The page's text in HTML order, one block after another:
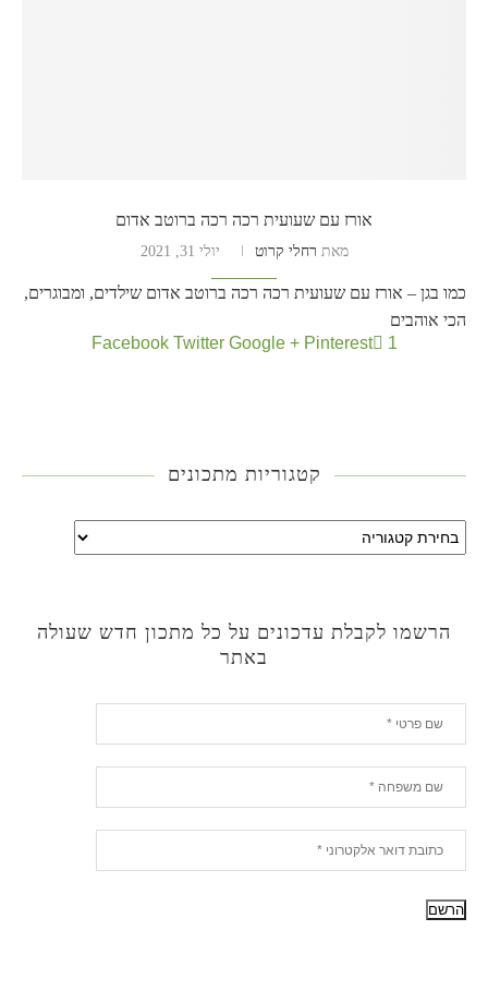
אורז עם שעועית רכה רכה ברוטב אדום
מאת רחלי קרוט יולי 31, 2021
כמו בגן – אורז עם שעועית רכה רכה ברוטב אדום שילדים, ומבוגרים,
הכי אוהבים
1
Facebook Twitter Google + Pinterest
קטגוריות מתכונים
הרשמו לקבלת עדכונים על כל מתכון חדש שעולה
באתר